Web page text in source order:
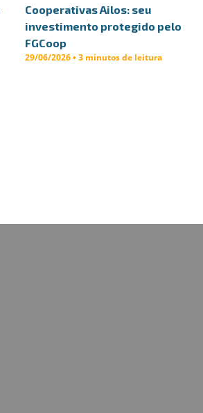
Cooperativas Ailos: seu
investimento protegido pelo
FGCoop
29/06/2026 • 3 minutos de leitura